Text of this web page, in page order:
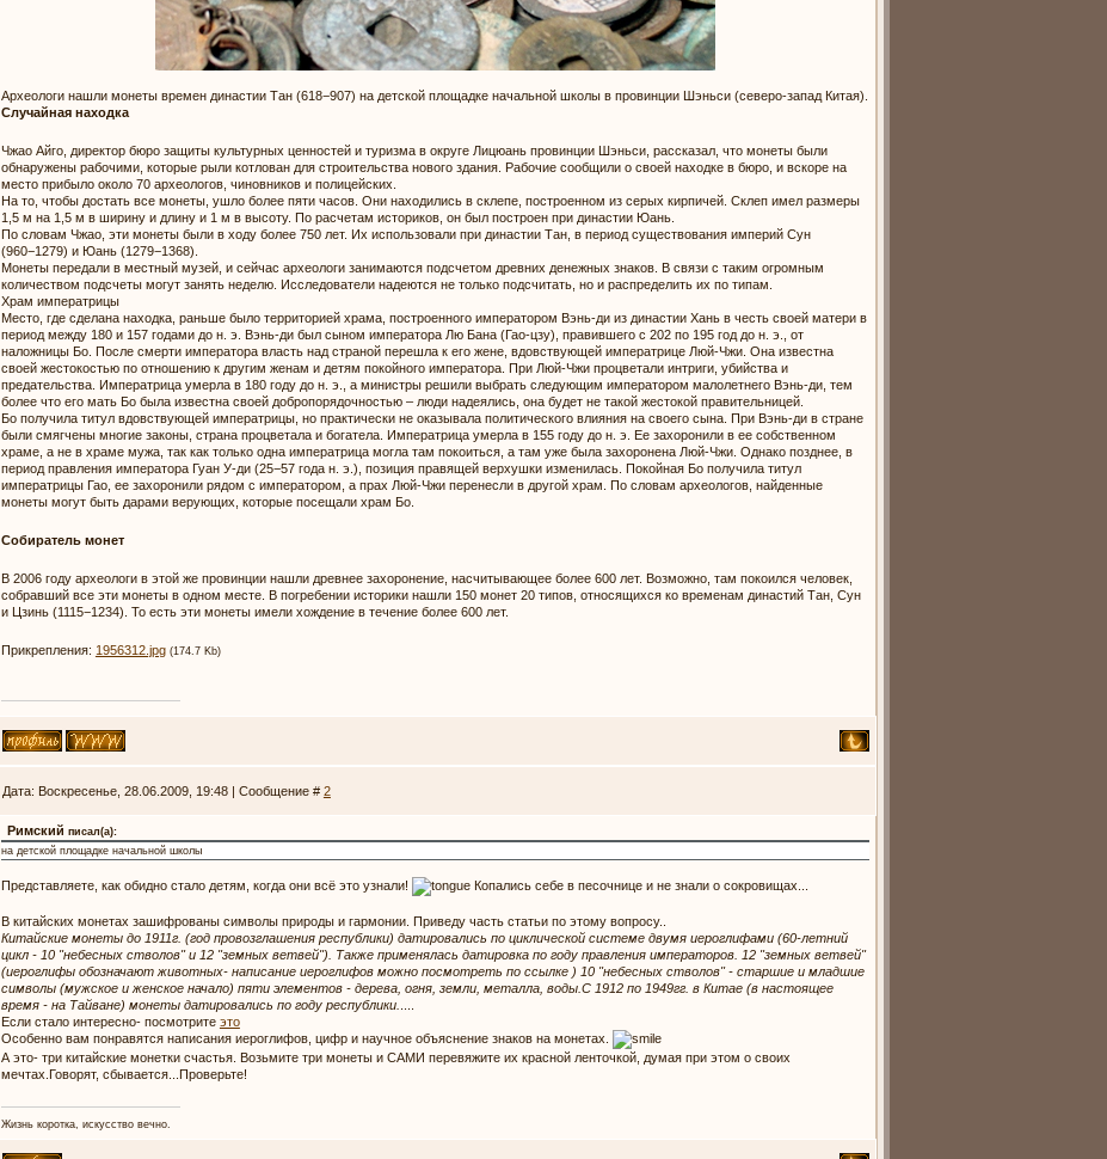
Археологи нашли монеты времен династии Тан (618−907) на детской площадке начальной школы в провинции Шэньси (северо-запад Китая).
Случайная находка
Чжао Айго, директор бюро защиты культурных ценностей и туризма в округе Лицюань провинции Шэньси, рассказал, что монеты были
обнаружены рабочими, которые рыли котлован для строительства нового здания. Рабочие сообщили о своей находке в бюро, и вскоре на
место прибыло около 70 археологов, чиновников и полицейских.
На то, чтобы достать все монеты, ушло более пяти часов. Они находились в склепе, построенном из серых кирпичей. Склеп имел размеры
1,5 м на 1,5 м в ширину и длину и 1 м в высоту. По расчетам историков, он был построен при династии Юань.
По словам Чжао, эти монеты были в ходу более 750 лет. Их использовали при династии Тан, в период существования империй Сун
(960−1279) и Юань (1279−1368).
Монеты передали в местный музей, и сейчас археологи занимаются подсчетом древних денежных знаков. В связи с таким огромным
количеством подсчеты могут занять неделю. Исследователи надеются не только подсчитать, но и распределить их по типам.
Храм императрицы
Место, где сделана находка, раньше было территорией храма, построенного императором Вэнь-ди из династии Хань в честь своей матери в
период между 180 и 157 годами до н. э. Вэнь-ди был сыном императора Лю Бана (Гао-цзу), правившего с 202 по 195 год до н. э., от
наложницы Бо. После смерти императора власть над страной перешла к его жене, вдовствующей императрице Люй-Чжи. Она известна
своей жестокостью по отношению к другим женам и детям покойного императора. При Люй-Чжи процветали интриги, убийства и
предательства. Императрица умерла в 180 году до н. э., а министры решили выбрать следующим императором малолетнего Вэнь-ди, тем
более что его мать Бо была известна своей добропорядочностью – люди надеялись, она будет не такой жестокой правительницей.
Бо получила титул вдовствующей императрицы, но практически не оказывала политического влияния на своего сына. При Вэнь-ди в стране
были смягчены многие законы, страна процветала и богатела. Императрица умерла в 155 году до н. э. Ее захоронили в ее собственном
храме, а не в храме мужа, так как только одна императрица могла там покоиться, а там уже была захоронена Люй-Чжи. Однако позднее, в
период правления императора Гуан У-ди (25−57 года н. э.), позиция правящей верхушки изменилась. Покойная Бо получила титул
императрицы Гао, ее захоронили рядом с императором, а прах Люй-Чжи перенесли в другой храм. По словам археологов, найденные
монеты могут быть дарами верующих, которые посещали храм Бо.
Собиратель монет
В 2006 году археологи в этой же провинции нашли древнее захоронение, насчитывающее более 600 лет. Возможно, там покоился человек,
собравший все эти монеты в одном месте. В погребении историки нашли 150 монет 20 типов, относящихся ко временам династий Тан, Сун
и Цзинь (1115−1234). То есть эти монеты имели хождение в течение более 600 лет.
Прикрепления: 1956312.jpg (174.7 Kb)
Дата: Воскресенье, 28.06.2009, 19:48 | Сообщение # 2
Римский писал(а):
на детской площадке начальной школы
Представляете, как обидно стало детям, когда они всё это узнали! Копались себе в песочнице и не знали о сокровищах...
В китайских монетах зашифрованы символы природы и гармонии. Приведу часть статьи по этому вопросу..
Китайские монеты до 1911г. (год провозглашения республики) датировались по циклической системе двумя иероглифами (60-летний
цикл - 10 "небесных стволов" и 12 "земных ветвей"). Также применялась датировка по году правления императоров. 12 "земных ветвей"
(иероглифы обозначают животных- написание иероглифов можно посмотреть по ссылке ) 10 "небесных стволов" - старшие и младшие
символы (мужское и женское начало) пяти элементов - дерева, огня, земли, металла, воды. С 1912 по 1949гг. в Китае (в настоящее
время - на Тайване) монеты датировались по году республики.
Если стало интересно- посмотрите это
Особенно вам понравятся написания иероглифов, цифр и научное объяснение знаков на монетах.
А это- три китайские монетки счастья. Возьмите три монеты и САМИ перевяжите их красной ленточкой, думая при этом о своих
мечтах.Говорят, сбывается...Проверьте!
Жизнь коротка, искусство вечно.